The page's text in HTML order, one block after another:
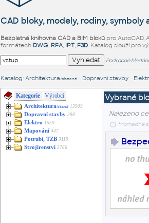
CAD bloky, modely, rodiny, symboly
Bezplatná knihovna CAD a BIM blokůpro AutoCAD,
formátech DWG, RFA, IPT, F3D. Katalog slouží pro
Podrobné hledání
Katalog: Architektura /obecné• Dopravní stavby•
Kategorie Výrobci
Architektura/obecné 13909
Dopravní stavby 398
Elektro 1550
Mapování 447
Potrubí, TZB 3119
Strojírenství 3766
Vybrané
Nalezeno
hromadné